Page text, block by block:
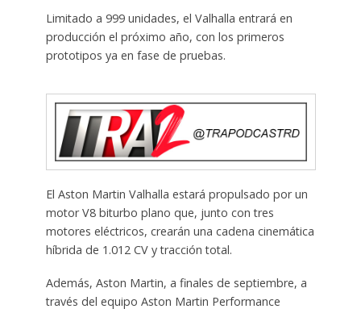
Limitado a 999 unidades, el Valhalla entrará en
producción el próximo año, con los primeros
prototipos ya en fase de pruebas.
El Aston Martin Valhalla estará propulsado por un
motor V8 biturbo plano que, junto con tres
motores eléctricos, crearán una cadena cinemática
híbrida de 1.012 CV y tracción total.
Además, Aston Martin, a finales de septiembre, a
través del equipo Aston Martin Performance